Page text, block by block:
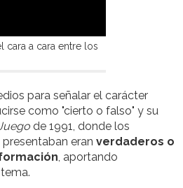
cara a cara entre los
para señalar el carácter
como "cierto o falso" y su
de 1991, donde los
eran verdaderos o
, aportando